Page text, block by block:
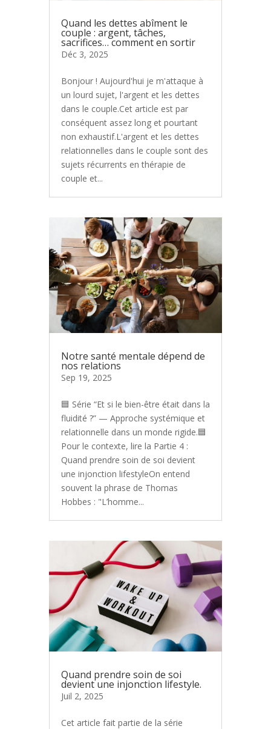
Quand les dettes abîment le
couple : argent, tâches,
sacrifices… comment en sortir
Déc 3, 2025
Bonjour ! Aujourd'hui je m'attaque à
un lourd sujet, l'argent et les dettes
dans le couple.Cet article est par
conséquent assez long et pourtant
non exhaustif.L'argent et les dettes
relationnelles dans le couple sont des
sujets récurrents en thérapie de
couple et...
Notre santé mentale dépend de
nos relations
Sep 19, 2025
🟦 Série “Et si le bien-être était dans la
fluidité ?” — Approche systémique et
relationnelle dans un monde rigide.🟦
Pour le contexte, lire la Partie 4 :
Quand prendre soin de soi devient
une injonction lifestyleOn entend
souvent la phrase de Thomas
Hobbes : "L’homme...
Quand prendre soin de soi
devient une injonction lifestyle.
Juil 2, 2025
Cet article fait partie de la série